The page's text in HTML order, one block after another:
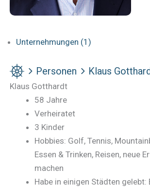
Unternehmungen (1)
Personen Klaus
Klaus Gotthardt
58 Jahre
Verheiratet
3 Kinder
Hobbies: Golf, Tennis,
Essen & Trinken, Reisen, neue
machen
Habe in einigen Städten gelebt: